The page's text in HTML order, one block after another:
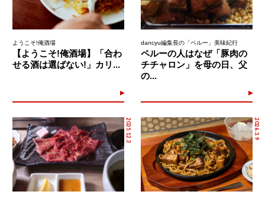
ようこそ!俺酒場
【ようこそ!俺酒場】「合わ
せる酒は選ばない!」カリ...
dancyu編集長の「ペルー」美味紀行
ペルーの人はなぜ「豚肉の
チチャロン」を母の日、父
の...
2025.12.3 2026.3.9